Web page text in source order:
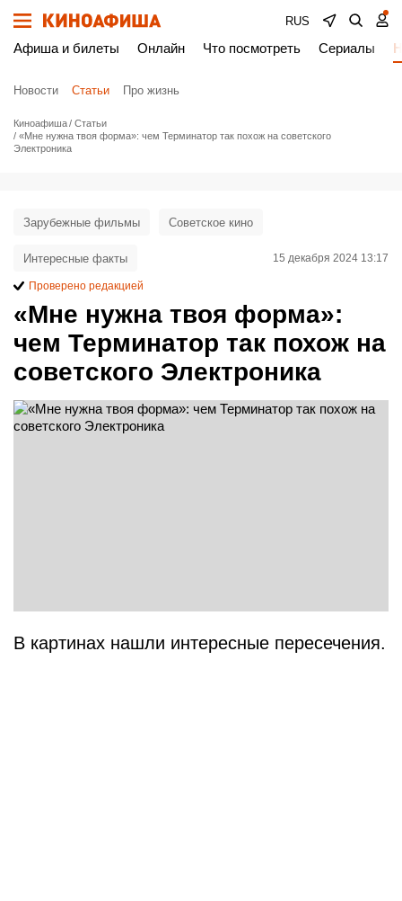
RUS
Афиша и билеты Онлайн Что посмотреть Сериалы
Новости Статьи Про жизнь
Киноафиша
Статьи
«Мне нужна твоя форма»: чем Терминатор так похож на советского
Электроника
«Мне нужна твоя форма»:
чем Терминатор так похож на
советского Электроника
Зарубежные фильмы Советское кино
Интересные факты 15 декабря 2024 13:17
Проверено редакцией
В картинах нашли интересные пересечения.